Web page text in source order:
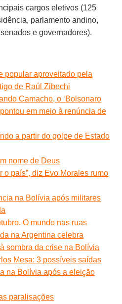
cargos eletivos (125
parlamento andino,
e governadores).
popular aproveitado pela
de Raúl Zibechi
Camacho, o ‘Bolsonaro
em meio à renúncia de
a partir do golpe de Estado
nome de Deus
o país”, diz Evo Morales rumo
na Bolívia após militares
O mundo nas ruas
na Argentina celebra
sombra da crise na Bolívia
Mesa: 3 possíveis saídas
na Bolívia após a eleição
paralisações